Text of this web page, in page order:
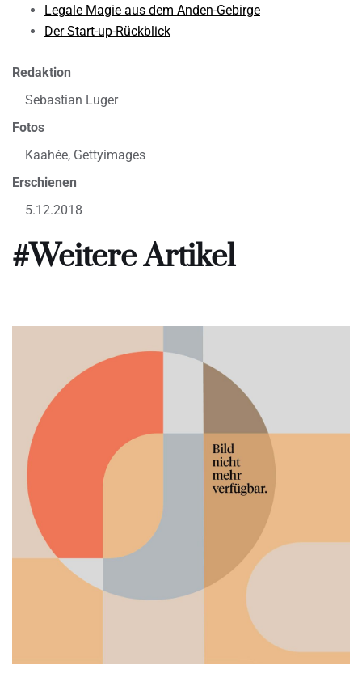
Legale Magie aus dem Anden-Gebirge
Der Start-up-Rückblick
Redaktion
Sebastian Luger
Fotos
Kaahée, Gettyimages
Erschienen
5.12.2018
#Weitere Artikel